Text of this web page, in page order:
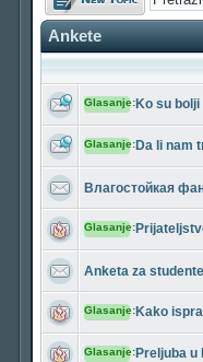
Ankete
Glasanje:Ko su
Glasanje:Da li nam
Влагостойкая
Glasanje:
Anketa za studente
Glasanje:Kako
Glasanje:Preljuba u